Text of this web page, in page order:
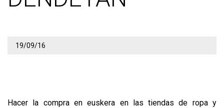
19/09/16
Hacer la compra en euskera en las tiendas de ropa y